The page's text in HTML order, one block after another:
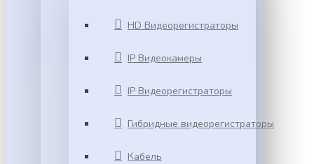
HD Видеорегистраторы
IP Видеокамеры
IP Видеорегистраторы
Гибридные видеорегистраторы
Кабель